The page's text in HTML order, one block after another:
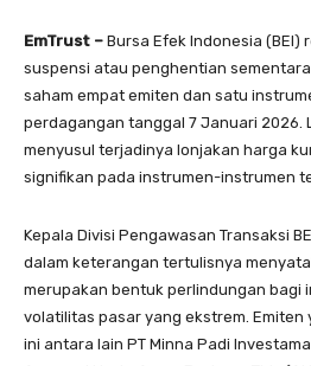
EmTrust – Bursa Efek Indonesia (BEI)
suspensi atau penghentian
saham empat emiten dan satu
perdagangan tanggal 7 Januari 2026.
menyusul terjadinya lonjakan harga
signifikan pada instrumen-instrumen
Kepala Divisi Pengawasan Transaksi
dalam keterangan tertulisnya
merupakan bentuk perlindungan bagi
volatilitas pasar yang ekstrem. Emiten
ini antara lain PT Minna Padi